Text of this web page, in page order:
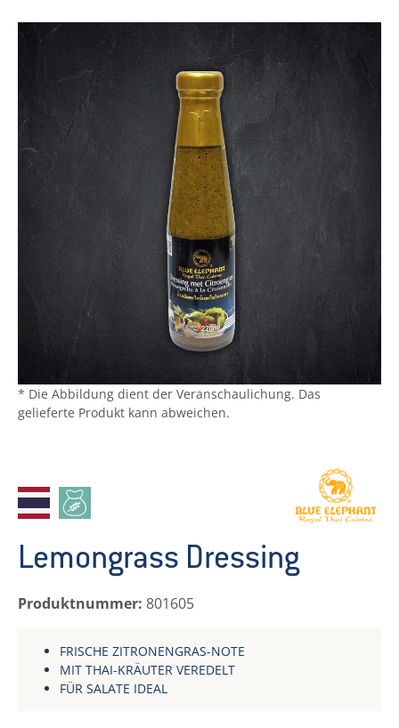
Bildergalerie überspringen
* Die Abbildung dient der Veranschaulichung. Das
gelieferte Produkt kann abweichen.
Lemongrass Dressing
Produktnummer: 801605
FRISCHE ZITRONENGRAS-NOTE
MIT THAI-KRÄUTER VEREDELT
FÜR SALATE IDEAL